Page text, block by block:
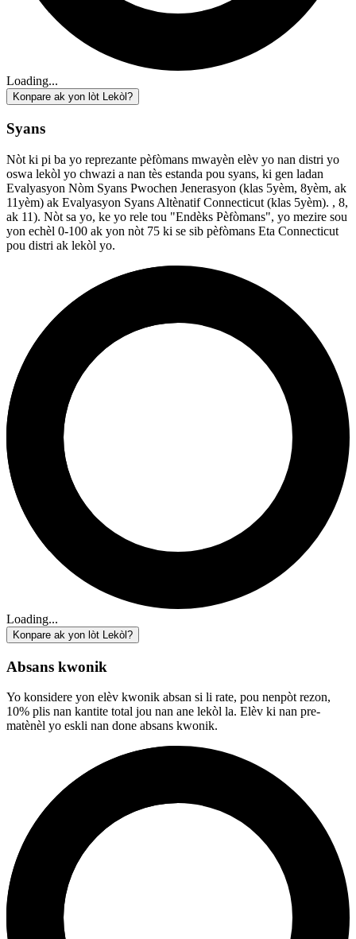
Loading...
Konpare ak yon lòt Lekòl?
Syans
Nòt ki pi ba yo reprezante pèfòmans mwayèn elèv yo nan distri yo
oswa lekòl yo chwazi a nan tès estanda pou syans, ki gen ladan
Evalyasyon Nòm Syans Pwochen Jenerasyon (klas 5yèm, 8yèm, ak
11yèm) ak Evalyasyon Syans Altènatif Connecticut (klas 5yèm). , 8,
ak 11). Nòt sa yo, ke yo rele tou "Endèks Pèfòmans", yo mezire sou
yon echèl 0-100 ak yon nòt 75 ki se sib pèfòmans Eta Connecticut
pou distri ak lekòl yo.
Loading...
Konpare ak yon lòt Lekòl?
Absans kwonik
Yo konsidere yon elèv kwonik absan si li rate, pou nenpòt rezon,
10% plis nan kantite total jou nan ane lekòl la. Elèv ki nan pre-
matènèl yo eskli nan done absans kwonik.